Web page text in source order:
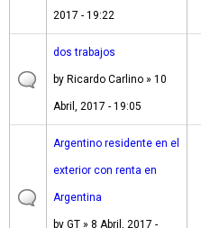
2017 - 19:22
dos trabajos
by Ricardo Carlino » 10
Abril, 2017 - 19:05
Argentino residente en el
exterior con renta en
Argentina
by GT » 8 Abril, 2017 -